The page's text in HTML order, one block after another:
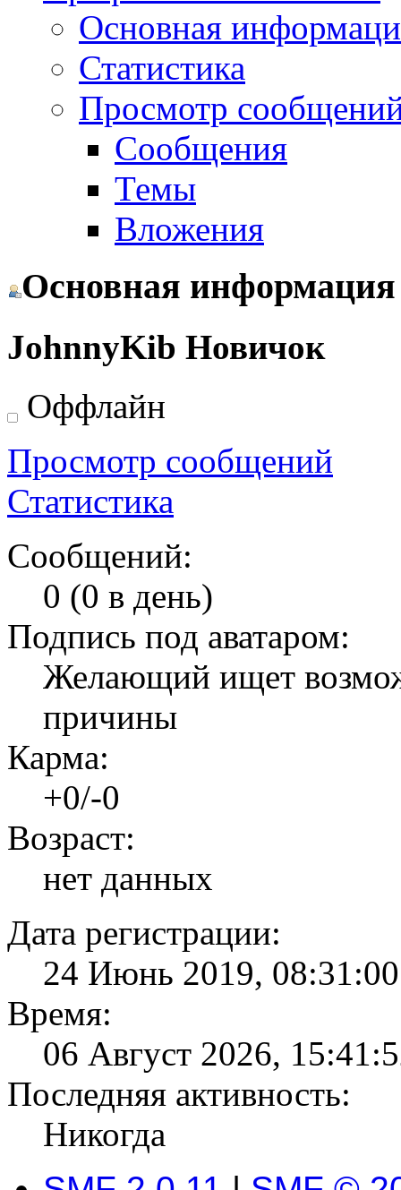
Основная
Статистика
Просмотр
Сообщения
Темы
Вложения
Основная информация
JohnnyKib Новичок
Оффлайн
Просмотр сообщений
Статистика
Сообщений:
0 (0 в день)
Подпись под аватаром:
Желающий ищет
причины
Карма:
+0/-0
Возраст:
нет данных
Дата регистрации:
24 Июнь 2019, 08:31:00
Время:
06 Август 2026,
Последняя активность:
Никогда